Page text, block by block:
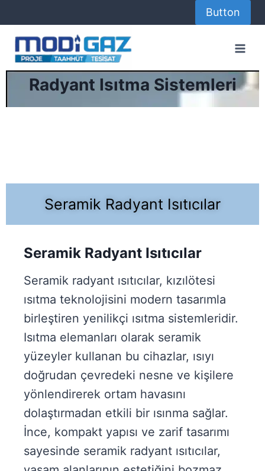
Button
Radyant Isıtma Sistemleri
Seramik Radyant Isıtıcılar
Seramik Radyant Isıtıcılar
Seramik radyant ısıtıcılar, kızılötesi
ısıtma teknolojisini modern tasarımla
birleştiren yenilikçi ısıtma sistemleridir.
Isıtma elemanları olarak seramik
yüzeyler kullanan bu cihazlar, ısıyı
doğrudan çevredeki nesne ve kişilere
yönlendirerek ortam havasını
dolaştırmadan etkili bir ısınma sağlar.
İnce, kompakt yapısı ve zarif tasarımı
sayesinde seramik radyant ısıtıcılar,